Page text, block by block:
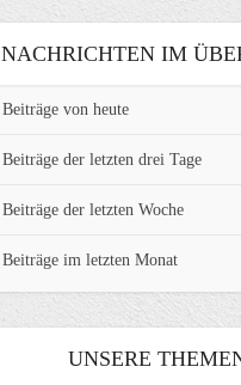
NACHRICHTEN IM
Beiträge von heute
Beiträge der letzten drei Tage
Beiträge der letzten Woche
Beiträge im letzten Monat
UNSERE